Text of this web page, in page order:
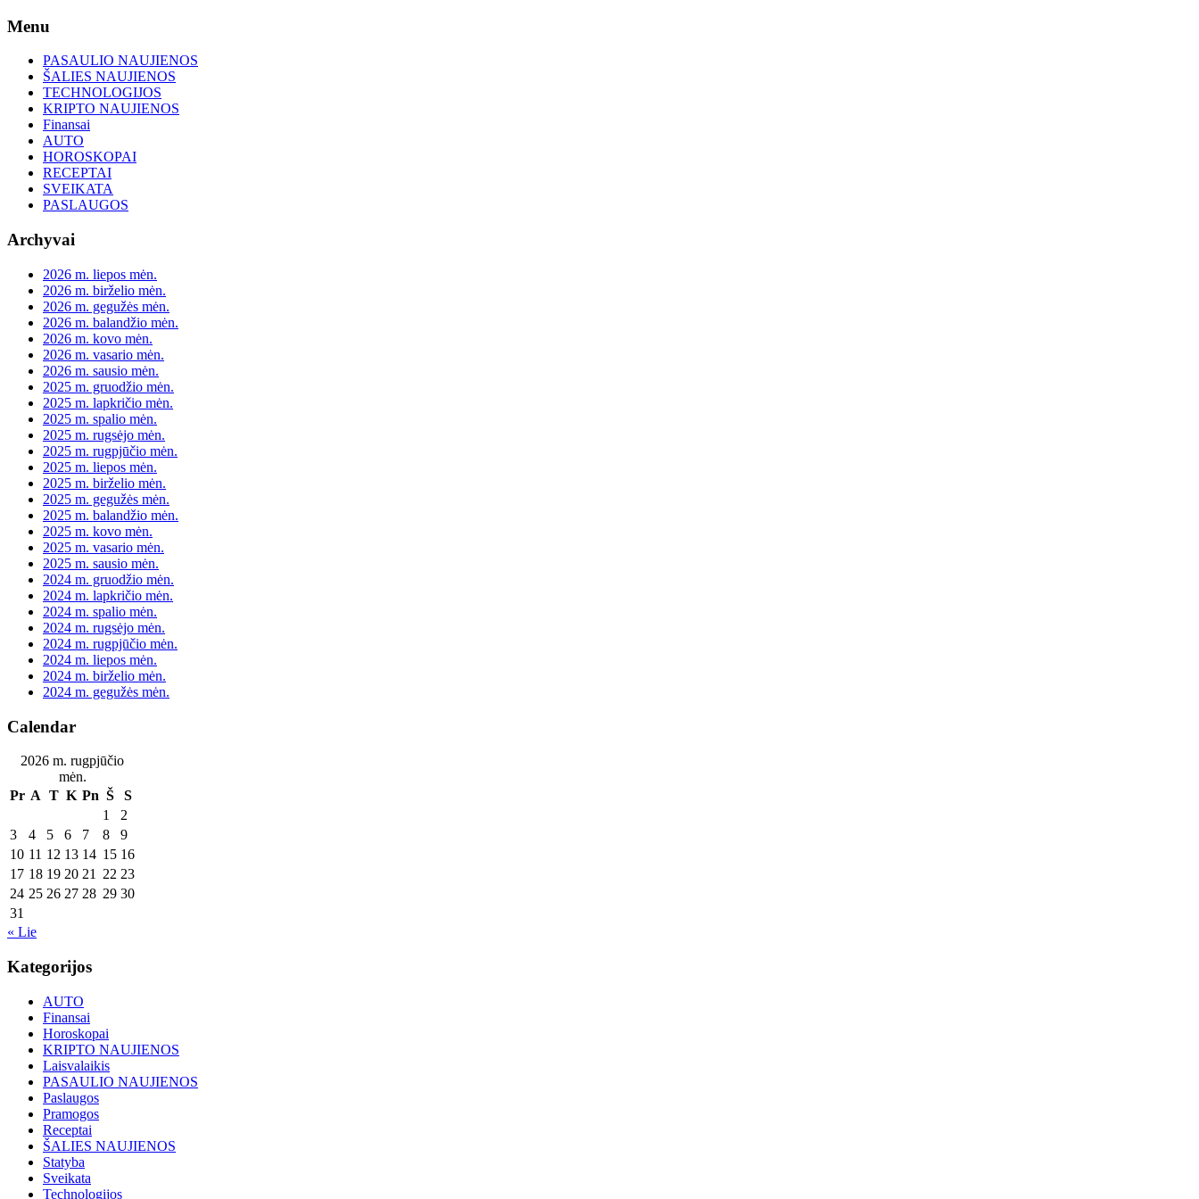
Skip
content
Menu
PASAULIO NAUJIENOS
ŠALIES NAUJIENOS
TECHNOLOGIJOS
KRIPTO NAUJIENOS
Finansai
AUTO
HOROSKOPAI
RECEPTAI
SVEIKATA
PASLAUGOS
Archyvai
2026 m. liepos mėn.
2026 m. birželio mėn.
2026 m. gegužės mėn.
2026 m. balandžio mėn.
2026 m. kovo mėn.
2026 m. vasario mėn.
2026 m. sausio mėn.
2025 m. gruodžio mėn.
2025 m. lapkričio mėn.
2025 m. spalio mėn.
2025 m. rugsėjo mėn.
2025 m. rugpjūčio mėn.
2025 m. liepos mėn.
2025 m. birželio mėn.
2025 m. gegužės mėn.
2025 m. balandžio mėn.
2025 m. kovo mėn.
2025 m. vasario mėn.
2025 m. sausio mėn.
2024 m. gruodžio mėn.
2024 m. lapkričio mėn.
2024 m. spalio mėn.
2024 m. rugsėjo mėn.
2024 m. rugpjūčio mėn.
2024 m. liepos mėn.
2024 m. birželio mėn.
2024 m. gegužės mėn.
Calendar
2026 m. rugpjūčio
mėn.
Pr A T K Pn Š
S
1
2
3
4 5 6 7 8
9
10 11 12 13 14 15 16
17 18 19 20 21 22 23
24 25 26 27 28 29 30
31
« Lie
Kategorijos
AUTO
Finansai
Horoskopai
KRIPTO NAUJIENOS
Laisvalaikis
PASAULIO NAUJIENOS
Paslaugos
Pramogos
Receptai
ŠALIES NAUJIENOS
Statyba
Sveikata
Technologijos